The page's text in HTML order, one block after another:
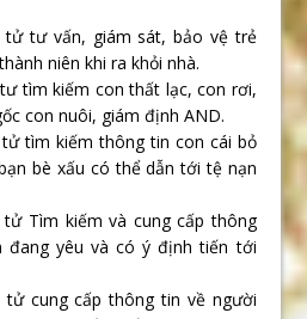
tử tư vấn, giám sát, bảo vệ trẻ
niên khi ra khỏi nhà.
tìm kiếm con thất lạc, con rơi,
con nuôi, giám định AND.
tìm kiếm thông tin con cái bỏ
bè xấu có thể dẫn tới tệ nạn
Tìm kiếm và cung cấp thông
đang yêu và có ý định tiến tới
cung cấp thông tin về người